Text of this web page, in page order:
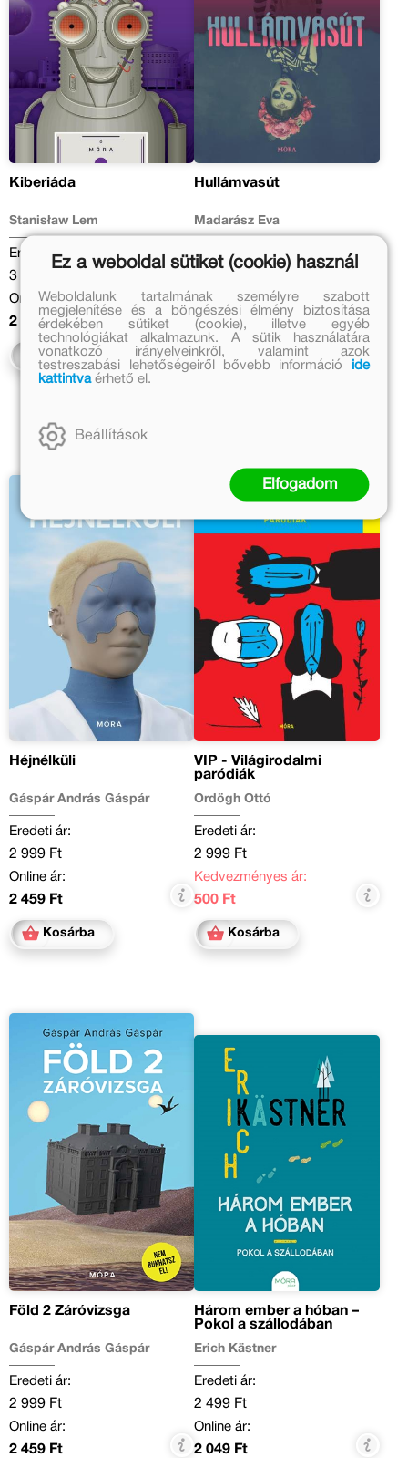
Kiberiáda
Stanisław Lem
Eredeti ár:
3 499 Ft
Online ár:
2 869 Ft
Kosárba
Hullámvasút
Madarász Éva
Eredeti ár:
Online ár:
2 459 Ft
Kosárba
Héjnélküli
Gáspár András Gáspár
Eredeti ár:
2 999 Ft
Online ár:
2 459 Ft
Kosárba
VIP - Világirodalmi
paródiák
Ördögh Ottó
Eredeti ár:
2 999 Ft
Kedvezményes ár:
500 Ft
Kosárba
Föld 2 Záróvizsga
Gáspár András Gáspár
Eredeti ár:
2 999 Ft
Online ár:
2 459 Ft
Három ember a hóban –
Pokol a szállodában
Erich Kästner
Eredeti ár:
2 499 Ft
Online ár:
2 049 Ft
Ez a weboldal sütiket (cookie) használ
Weboldalunk tartalmának személyre szabott
megjelenítése és a böngészési élmény biztosítása
érdekében sütiket (cookie), illetve egyéb
technológiákat alkalmazunk. A sütik használatára
vonatkozó irányelveinkről, valamint azok
testreszabási lehetőségeiről bővebb információ
ide
kattintvaérhető el.
Beállítások
Elfogadom